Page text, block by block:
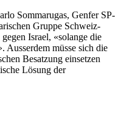
Sommarugas, Genfer SP-
Gruppe Schweiz-
Israel, «solange die
Ausserdem müsse sich die
Besatzung einsetzen
Lösung der